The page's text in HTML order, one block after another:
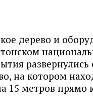
дерево и
на котором
15 метров